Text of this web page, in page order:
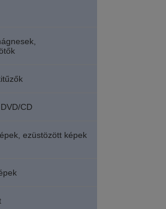
CD
ezüstözött képek